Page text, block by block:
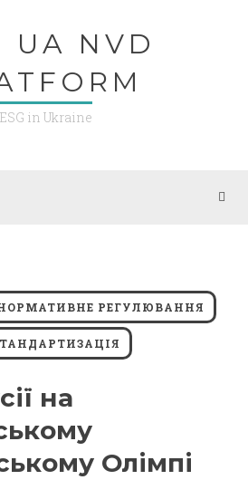
UA NVD
ESG in Ukraine
РЕГУЛЮВАННЯ
на
Олімпі